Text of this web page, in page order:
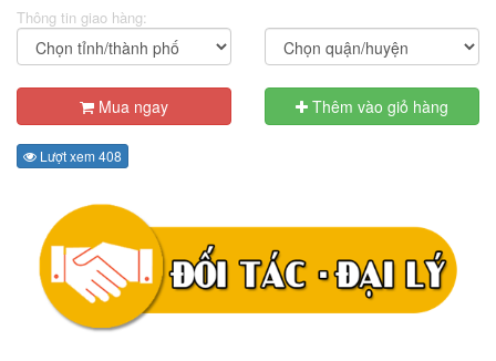
Thông tin giao hàng:
Mua ngay Thêm vào giỏ hàng
Lượt xem 408